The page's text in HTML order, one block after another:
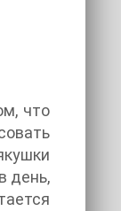
что
день,